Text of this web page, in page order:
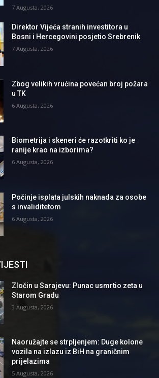
7 Augusta, 2026
Direktor Vijeća stranih investitora u
Bosni i Hercegovini posjetio Srebrenik
7 Augusta, 2026
Zbog velikih vrućina povećan broj požara
u TK
6 Augusta, 2026
Biometrija i skeneri će razotkriti ko je
ranije krao na izborima?
6 Augusta, 2026
Počinje isplata julskih naknada za osobe
s invaliditetom
6 Augusta, 2026
Zločin u Sarajevu: Punac usmrtio zeta u
Starom Gradu
3 Augusta, 2026
Naoružajte se strpljenjem: Duge kolone
vozila na izlazu iz BiH na graničnim
prijelazima
5 Augusta, 2026